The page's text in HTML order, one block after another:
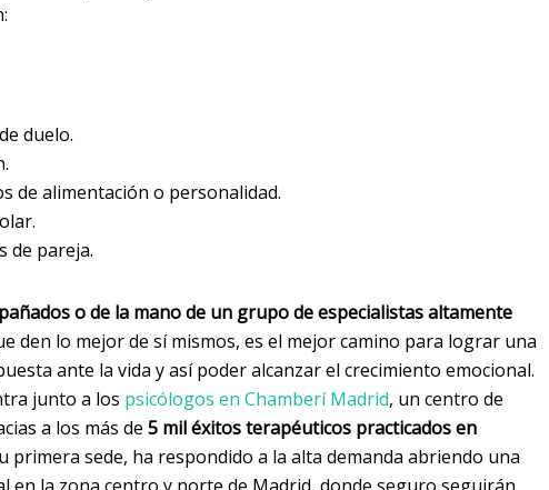
duelo.
de alimentación o personalidad.
de pareja.
o de la mano de un grupo de especialistas altamente
den lo mejor de sí mismos, es el mejor camino para lograr una
ante la vida y así poder alcanzar el crecimiento emocional.
junto a los psicólogos en Chamberí Madrid, un centro de
a los más de 5 mil éxitos terapéuticos practicados en
primera sede, ha respondido a la alta demanda abriendo una
en la zona centro y norte de Madrid, donde seguro seguirán